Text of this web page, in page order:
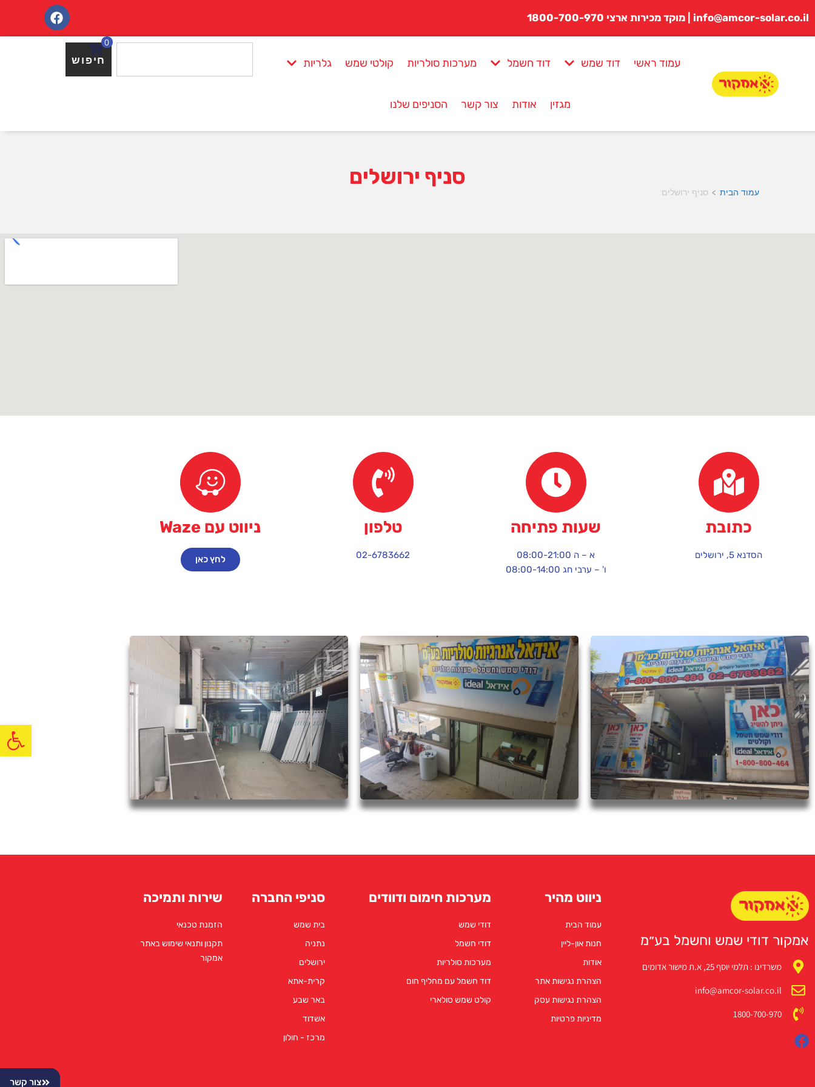
info@amcor-solar.co.il | מוקד מכירות ארצי 1800-700-970
עמוד ראשי דוד שמש דוד חשמל מערכות סולריות קולטי שמש גלריות
מגזין אודות צור קשר הסניפים שלנו
חיפוש
0
סניף ירושלים
עמוד הבית > סניף ירושלים
כתובת
הסדנא 5, ירושלים
שעות פתיחה
א – ה 08:00-21:00
ו' – ערבי חג 08:00-14:00
טלפון
02-6783662
ניווט עם Waze
לחץ כאן
צור קשר
אמקור דודי שמש וחשמל בע״מ
משרדינו : תלמי יוסף 25, א.ת מישור אדומים
info@amcor-solar.co.il
1800-700-970
ניווט מהיר
עמוד הבית
חנות און-ליין
אודות
הצהרת נגישות אתר
הצהרת נגישות עסק
מדיניות פרטיות
מערכות חימום ודוודים
דודי שמש
דודי חשמל
מערכות סולריות
דוד חשמל עם מחליף חום
קולט שמש סולארי
סניפי החברה
בית שמש
נתניה
ירושלים
קרית-אתא
באר שבע
אשדוד
מרכז - חולון
שירות ותמיכה
הזמנת טכנאי
תקנון ותנאי שימוש באתר
אמקור